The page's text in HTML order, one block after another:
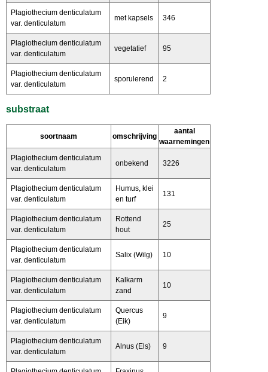
Plagiothecium denticulatum
var. denticulatum
met kapsels 346
Plagiothecium denticulatum
var. denticulatum
vegetatief 95
Plagiothecium denticulatum
var. denticulatum
sporulerend 2
substraat
soortnaam omschrijving
aantal
waarnemingen
Plagiothecium denticulatum
var. denticulatum
onbekend 3226
Plagiothecium denticulatum
var. denticulatum
Humus, klei
en turf
131
Plagiothecium denticulatum
var. denticulatum
Rottend
hout
25
Plagiothecium denticulatum
var. denticulatum
Salix (Wilg) 10
Plagiothecium denticulatum
var. denticulatum
Kalkarm
zand
10
Plagiothecium denticulatum
var. denticulatum
Quercus
(Eik)
9
Plagiothecium denticulatum
var. denticulatum
Alnus (Els) 9